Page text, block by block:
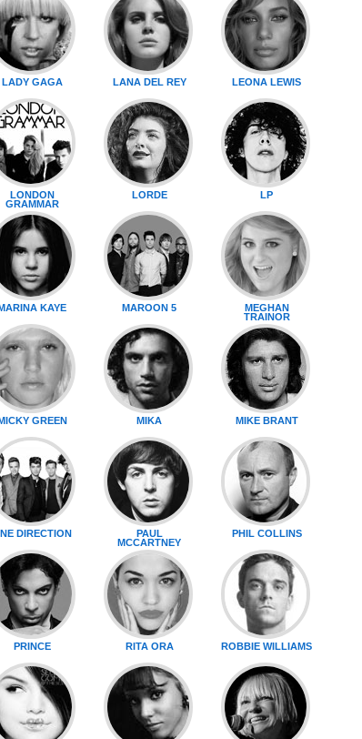
LADY GAGA LANA DEL REY LEONA LEWIS
LONDON
GRAMMAR
LORDE LP
KAYE MAROON 5
MEGHAN
TRAINOR
GREEN MIKA MIKE BRANT
DIRECTION
PAUL
MCCARTNEY
PHIL COLLINS
PRINCE RITA ORA ROBBIE WILLIAMS